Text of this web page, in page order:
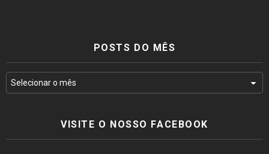
POSTS DO MÊS
VISITE O NOSSO FACEBOOK